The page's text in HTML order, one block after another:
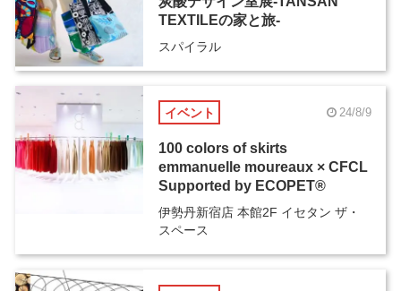
TEXTILEの家と旅-
スパイラル
イベント 24/8/9
100 colors of skirts
emmanuelle moureaux × CFCL
Supported by ECOPET®
伊勢丹新宿店 本館2F イセタン ザ・
スペース